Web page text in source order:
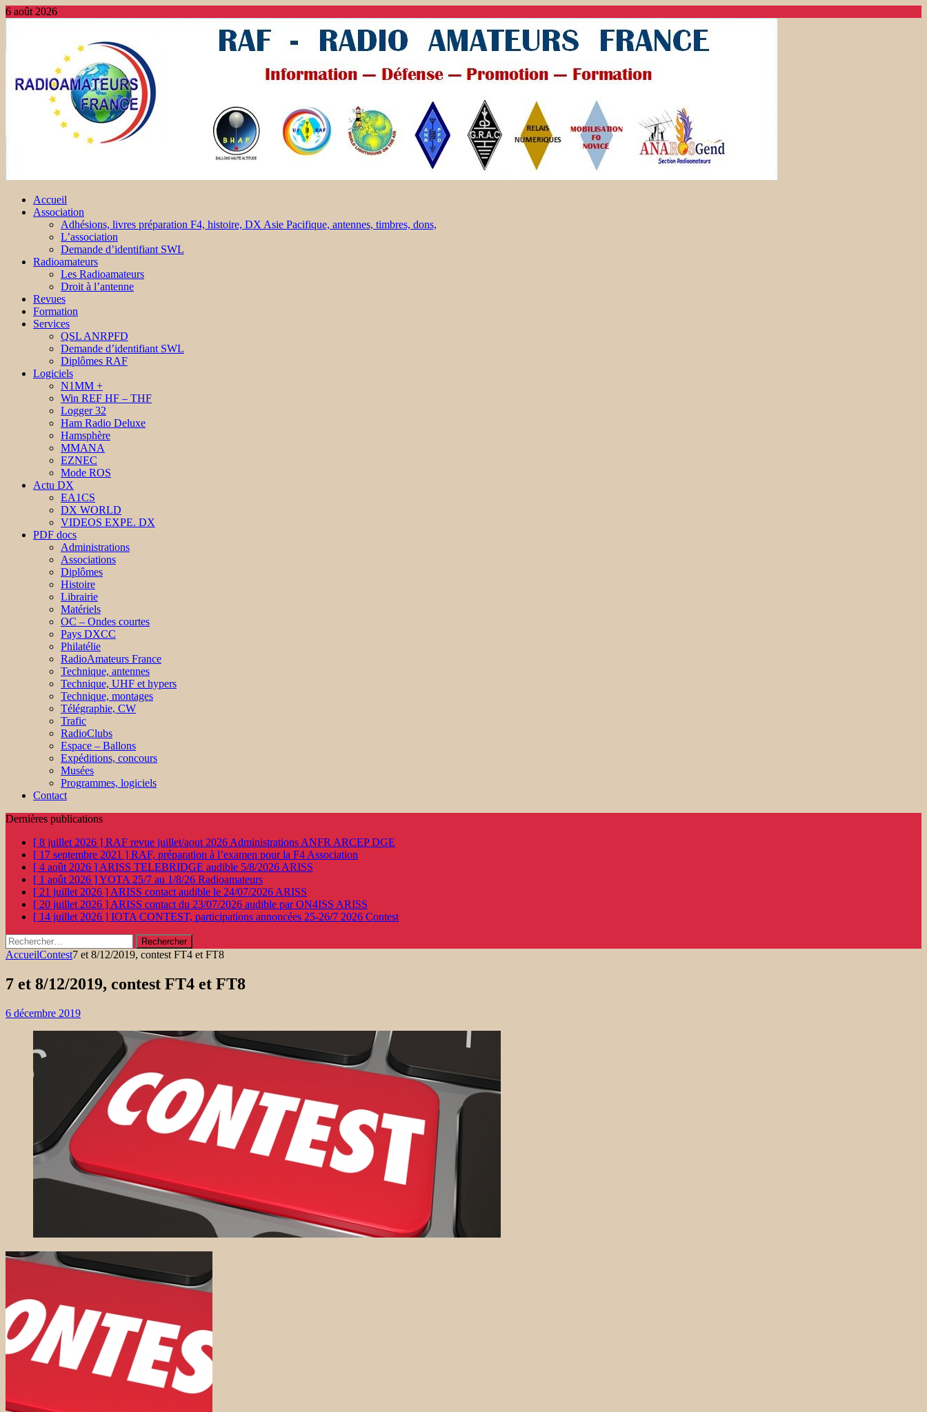
6 août 2026
Accueil
Association
Adhésions, livres préparation F4, histoire, DX Asie Pacifique, antennes, timbres, dons,
L’association
Demande d’identifiant SWL
Radioamateurs
Les Radioamateurs
Droit à l’antenne
Revues
Formation
Services
QSL ANRPFD
Demande d’identifiant SWL
Diplômes RAF
Logiciels
N1MM +
Win REF HF – THF
Logger 32
Ham Radio Deluxe
Hamsphère
MMANA
EZNEC
Mode ROS
Actu DX
EA1CS
DX WORLD
VIDEOS EXPE. DX
PDF docs
Administrations
Associations
Diplômes
Histoire
Librairie
Matériels
OC – Ondes courtes
Pays DXCC
Philatélie
RadioAmateurs France
Technique, antennes
Technique, UHF et hypers
Technique, montages
Télégraphie, CW
Trafic
RadioClubs
Espace – Ballons
Expéditions, concours
Musées
Programmes, logiciels
Contact
Dernières publications
[ 8 juillet 2026 ] RAF revue juillet/aout 2026 Administrations ANFR ARCEP DGE
[ 17 septembre 2021 ] RAF, préparation à l’examen pour la F4 Association
[ 4 août 2026 ] ARISS TELEBRIDGE audible 5/8/2026 ARISS
[ 1 août 2026 ]YOTA 25/7 au 1/8/26 Radioamateurs
[ 21 juillet 2026 ] ARISS contact audible le 24/07/2026 ARISS
[ 20 juillet 2026 ] ARISS contact du 23/07/2026 audible par ON4ISS ARISS
[ 14 juillet 2026 ] IOTA CONTEST, participations annoncées 25-26/7 2026 Contest
Rechercher :
AccueilContest7 et 8/12/2019, contest FT4 et FT8
7 et 8/12/2019, contest FT4 et FT8
6 décembre 2019